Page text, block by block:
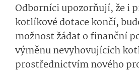
Odborníci upozorňují, že i
kotlíkové dotace končí,
možnost žádat o finanční
výměnu nevyhovujících
prostřednictvím nového